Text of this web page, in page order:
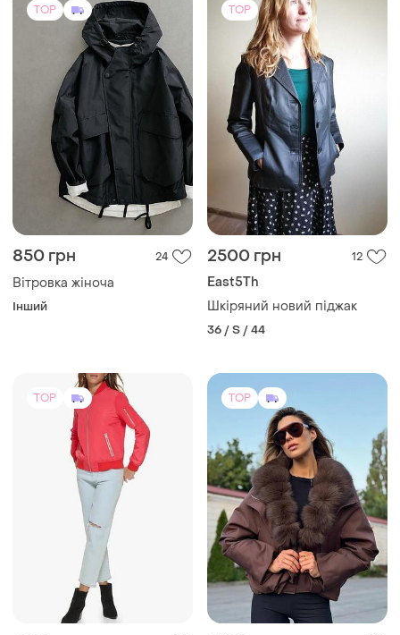
TOP
850 грн 24
Вітровка жіноча
Інший
TOP
2500 грн 12
East5Th
Шкіряний новий піджак
36 / S / 44
TOP TOP